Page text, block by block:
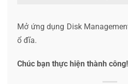
Mở ứng dụng Disk
ổ đĩa.
Chúc bạn thực hiện thành công!